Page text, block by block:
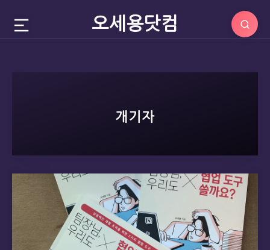
오세용닷컴
개기자